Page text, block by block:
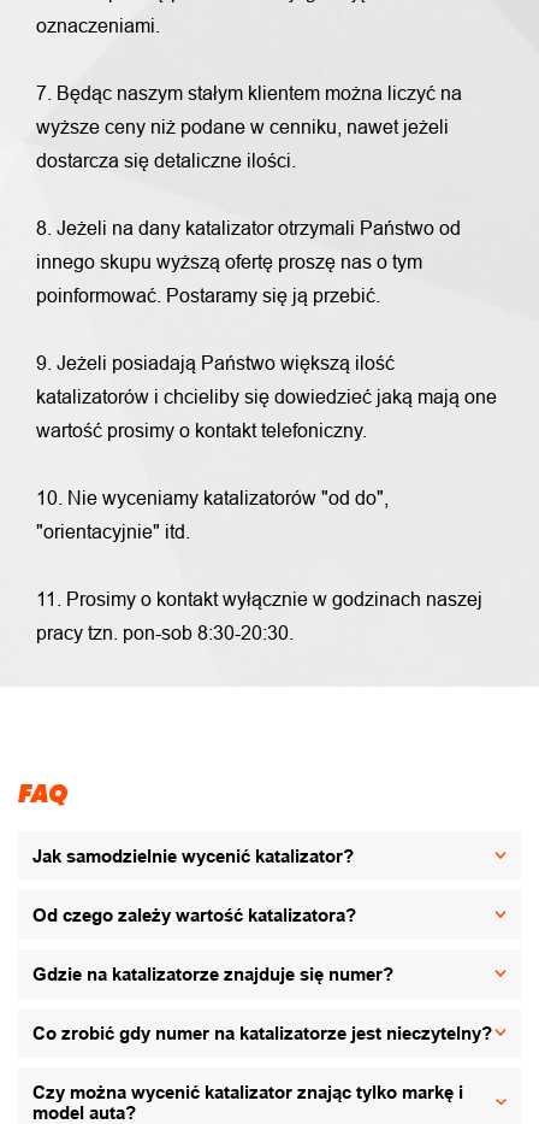
oznaczeniami.
7. Będąc naszym stałym klientem można liczyć na
wyższe ceny niż podane w cenniku, nawet jeżeli
dostarcza się detaliczne ilości.
8. Jeżeli na dany katalizator otrzymali Państwo od
innego skupu wyższą ofertę proszę nas o tym
poinformować. Postaramy się ją przebić.
9. Jeżeli posiadają Państwo większą ilość
katalizatorów i chcieliby się dowiedzieć jaką mają one
wartość prosimy o kontakt telefoniczny.
10. Nie wyceniamy katalizatorów "od do",
"orientacyjnie" itd.
11. Prosimy o kontakt wyłącznie w godzinach naszej
pracy tzn. pon-sob 8:30-20:30.
FAQ
Jak samodzielnie wycenić katalizator?
Od czego zależy wartość katalizatora?
Gdzie na katalizatorze znajduje się numer?
Co zrobić gdy numer na katalizatorze jest nieczytelny?
Czy można wycenić katalizator znając tylko markę i
model auta?